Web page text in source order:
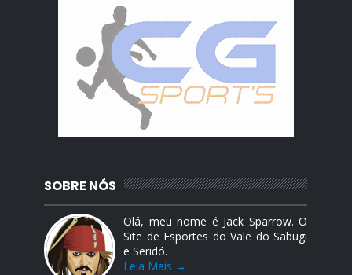
SOBRE NÓS
Olá, meu nome é Jack Sparrow. O
Site de Esportes do Vale do Sabugi
e Seridó.
Leia Mais →